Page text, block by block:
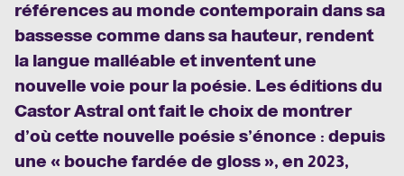
références au monde contemporain dans sa
bassesse comme dans sa hauteur, rendent
la langue malléable et inventent une
nouvelle voie pour la poésie. Les éditions du
Castor Astral ont fait le choix de montrer
d’où cette nouvelle poésie s’énonce : depuis
une « bouche fardée de gloss », en 2023,